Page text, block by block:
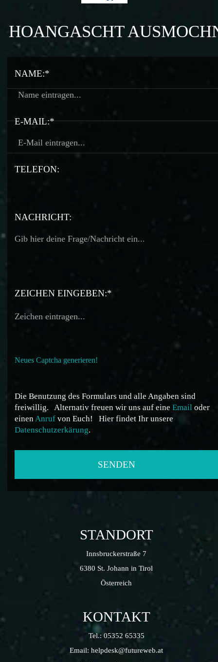
HOANGASCHT
NAME:*
E-MAIL:*
TELEFON:
TELEFON:
NACHRICHT:
ZEICHEN EINGEBEN:*
Neues Captcha generieren!
Die Benutzung des Formulars und alle Angaben sind
freiwillig.
Alternativ freuen wir uns auf eine Email oder
einenAnruf von Euch!
Hier findet Ihr unsere
Datenschutzerkärung.
STANDORT
Innsbruckerstraße 7
6380 St. Johann in Tirol
Österreich
KONTAKT
Tel.: 05352 65335
Email: helpdesk@futureweb.at